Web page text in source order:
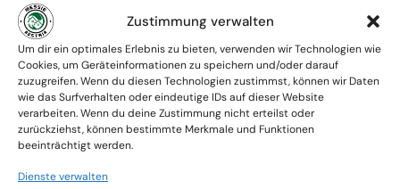
Zustimmung verwalten
Um dir ein optimales Erlebnis zu bieten, verwenden wir Technologien wie
Cookies, um Geräteinformationen zu speichern und/oder darauf
zuzugreifen. Wenn du diesen Technologien zustimmst, können wir Daten
wie das Surfverhalten oder eindeutige IDs auf dieser Website
verarbeiten. Wenn du deine Zustimmung nicht erteilst oder
zurückziehst, können bestimmte Merkmale und Funktionen
beeinträchtigt werden.
Dienste verwalten
Absolute Diskretion & keine
Zusammenarbeit mit Ämtern ohne
Einverständnis